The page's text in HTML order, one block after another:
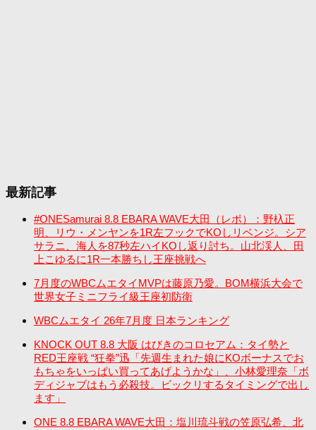
最新記事
#ONESamurai 8.8 EBARA WAVE大田（レポ）：野杁正
明、リウ・メンヤンを1R左フックでKOしリベンジ。シア
サラニ、海人を87秒左ハイKOし返り討ち。山北渓人、田
上こゆるに1R一本勝ちし王座挑戦へ
7月度のWBCムエタイMVPは藤原乃愛。BOM横浜大会で
世界女子ミニフライ級王座初防衛
WBCムエタイ 26年7月度 日本ランキング
KNOCK OUT 8.8 大阪 はびきのコロセアム：タイ勢と
RED王座戦 “狂拳”迅「先週生まれた娘にKOボーナスでお
もちゃをいっぱい買ってあげようかな」、小林愛理奈「ボ
ディジャブはもう必殺技。ビックリするタイミングで出し
ます」
ONE 8.8 EBARA WAVE大田：塩川琉斗戦の笠原弘希、北